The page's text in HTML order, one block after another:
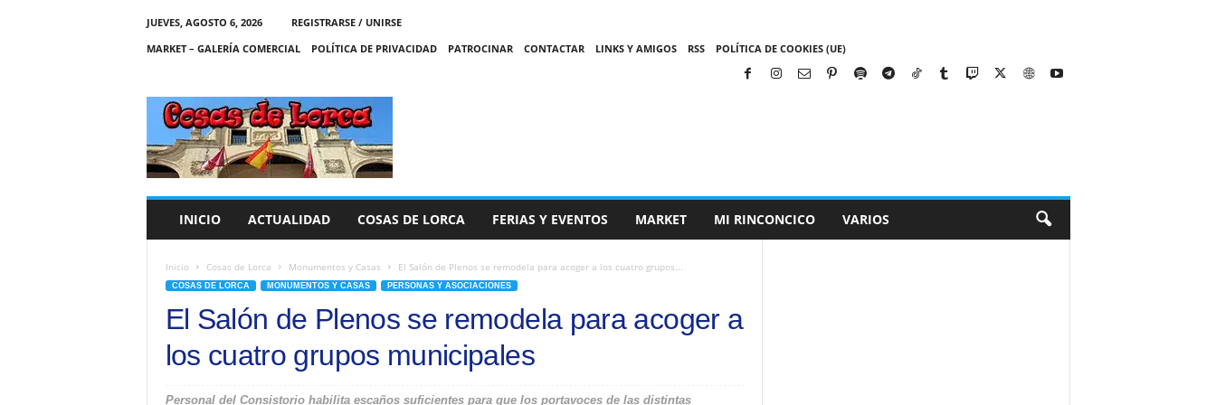
JUEVES, AGOSTO 6, 2026
REGISTRARSE / UNIRSE
MARKET – GALERÍA COMERCIAL
POLÍTICA DE PRIVACIDAD PATROCINAR CONTACTAR LINKS Y AMIGOS RSS POLÍTICA DE COOKIES (UE)
C
A
S
INICIO ACTUALIDAD COSAS DE LORCA FERIAS Y EVENTOS MARKET MI RINCONCICO VARIOS
Inicio Cosas de Lorca Monumentos y Casas El Salón de Plenos se remodela para acoger a los cuatro grupos...
COSAS DE LORCA MONUMENTOS Y CASAS PERSONAS Y ASOCIACIONES
El Salón de Plenos se remodela para acoger a
los cuatro grupos municipales
Personal del Consistorio habilita escaños suficientes para que los portavoces de las distintas